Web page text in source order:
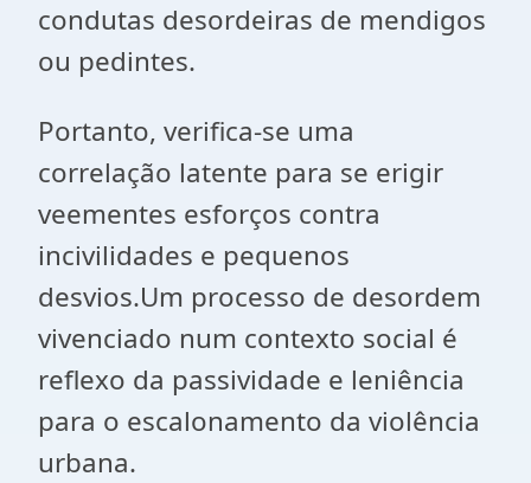
condutas desordeiras de mendigos
ou pedintes.
Portanto, verifica-se uma
correlação latente para se erigir
veementes esforços contra
incivilidades e pequenos
desvios.Um processo de desordem
vivenciado num contexto social é
reflexo da passividade e leniência
para o escalonamento da violência
urbana.